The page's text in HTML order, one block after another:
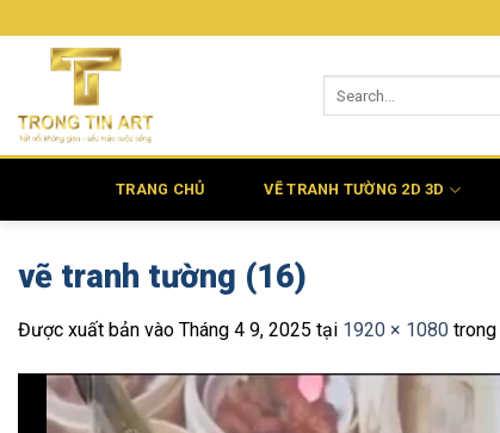
qua
TRANG CHỦ VẼ TRANH TƯỜNG 2D 3D
vẽ tranh tường (16)
Được xuất bản vào Tháng 4 9, 2025 tại 1920 × 1080 trong